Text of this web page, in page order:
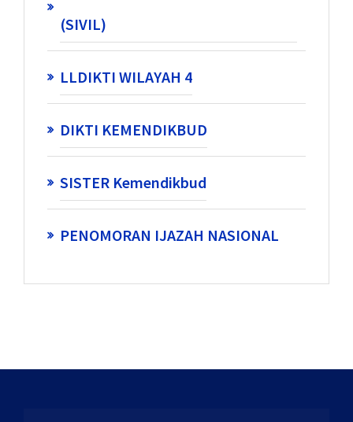
(SIVIL)
LLDIKTI WILAYAH 4
DIKTI KEMENDIKBUD
SISTER Kemendikbud
PENOMORAN IJAZAH NASIONAL